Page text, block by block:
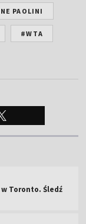
PAOLINI
#WTA
Toronto. Śledź